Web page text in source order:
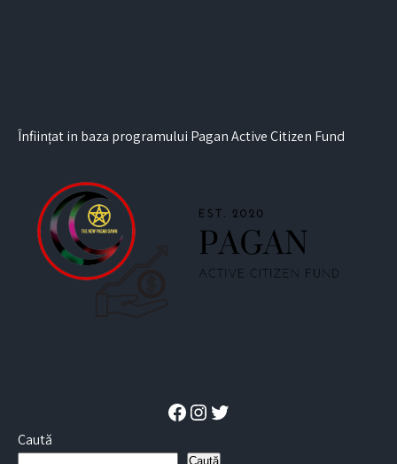
Înființat in baza programului Pagan Active Citizen Fund
Facebook
Instagram
Caută
Caută